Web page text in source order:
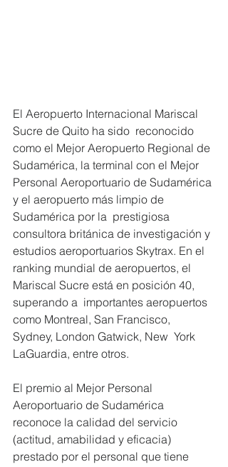
El Aeropuerto Internacional Mariscal
Sucre de Quito ha sido  reconocido
como el Mejor Aeropuerto Regional de
Sudamérica, la terminal con el Mejor
Personal Aeroportuario de Sudamérica
y el aeropuerto más limpio de
Sudamérica por la  prestigiosa
consultora británica de investigación y
estudios aeroportuarios Skytrax. En el
ranking mundial de aeropuertos, el
Mariscal Sucre está en posición 40,
superando a  importantes aeropuertos
como Montreal, San Francisco,
Sydney, London Gatwick, New  York
LaGuardia, entre otros.
El premio al Mejor Personal
Aeroportuario de Sudamérica
reconoce la calidad del servicio
(actitud, amabilidad y eficacia)
prestado por el personal que tiene